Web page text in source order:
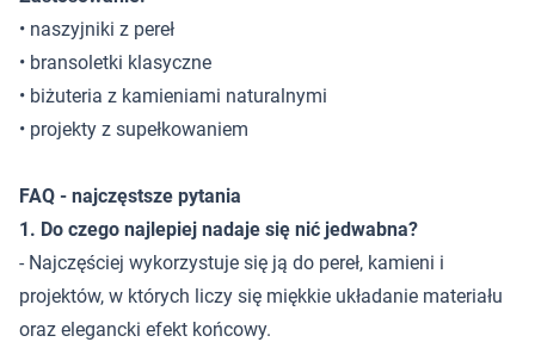
• naszyjniki z pereł
• bransoletki klasyczne
• biżuteria z kamieniami naturalnymi
• projekty z supełkowaniem
FAQ - najczęstsze pytania
1. Do czego najlepiej nadaje się nić jedwabna?
- Najczęściej wykorzystuje się ją do pereł, kamieni i
projektów, w których liczy się miękkie układanie materiału
oraz elegancki efekt końcowy.